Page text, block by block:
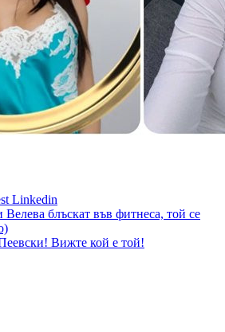
Linkedin
блъскат във фитнеса, той се
Вижте кой е той!